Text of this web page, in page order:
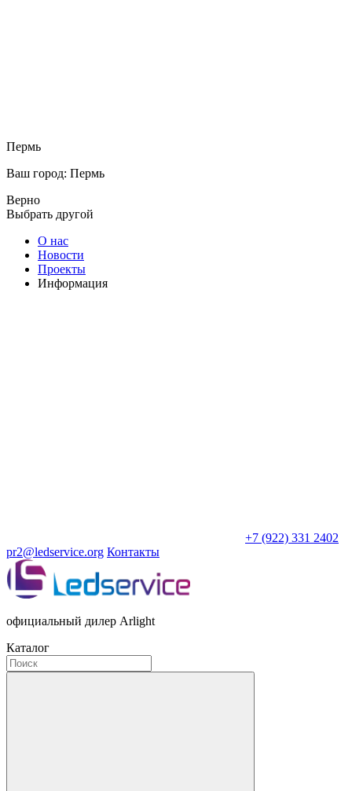
Пермь
Ваш город: Пермь
Верно
Выбрать другой
О нас
Новости
Проекты
Информация
+7 (922) 331 2402
pr2@ledservice.org Контакты
официальный дилер Arlight
Каталог